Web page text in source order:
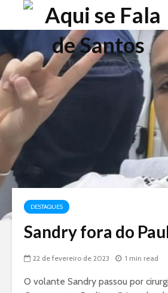
DESTAQUES
Sandry fora do
22 de fevereiro de 2023 1 min read
O volante Sandry passou por